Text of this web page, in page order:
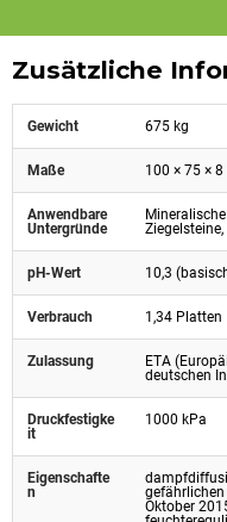
Zusätzliche
Gewicht 675 kg
Maße 100 × 75 × 8
Anwendbare
Untergründe
pH-Wert 10,3
Verbrauch 1,34 Platten
Zulassung
ETA
deutschen
Druckfestigke
it
1000 kPa
Eigenschafte
n
gefährlichen
Oktober